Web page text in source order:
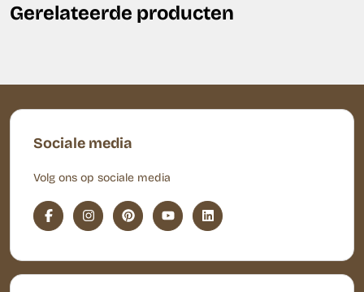
Gerelateerde producten
Sociale media
Volg ons op sociale media